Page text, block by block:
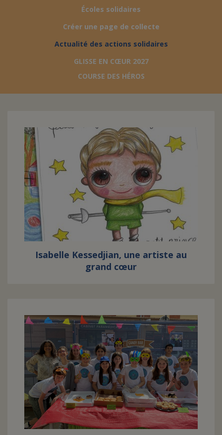
FAIRE UN DON
ESPACE PRESSE
BÉNÉVOLE
UN PETIT PRINCE
Écoles solidaires
Créer une page de collecte
Actualité des actions solidaires
GLISSE EN CŒUR 2027
COURSE DES HÉROS
Isabelle Kessedjian, une artiste au
grand cœur